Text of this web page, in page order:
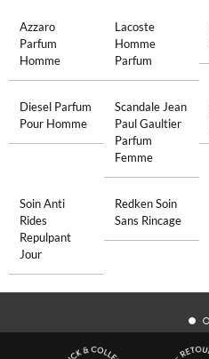
Azzaro
Parfum
Homme
Lacoste
Homme
Parfum
Diesel Parfum
Pour Homme
Scandale Jean
Paul Gaultier
Parfum
Femme
Soin Anti
Rides
Repulpant
Jour
Redken Soin
Sans Rincage